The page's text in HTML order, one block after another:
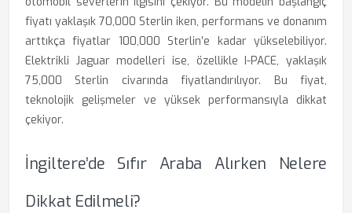
fiyatı yaklaşık 70,000 Sterlin iken, performans ve donanım
arttıkça fiyatlar 100,000 Sterlin’e kadar yükselebiliyor.
Elektrikli Jaguar modelleri ise, özellikle I-PACE, yaklaşık
75,000 Sterlin civarında fiyatlandırılıyor. Bu fiyat,
teknolojik gelişmeler ve yüksek performansıyla dikkat
çekiyor.
İngiltere’de Sıfır Araba Alırken Nelere
Dikkat Edilmeli?